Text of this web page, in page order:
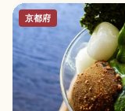
京都府